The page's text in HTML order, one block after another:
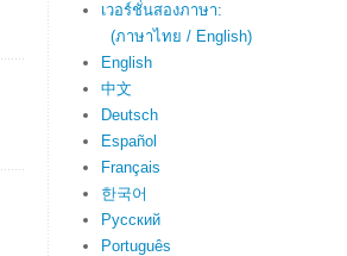
เวอร์ชั่นสองภาษา:
(ภาษาไทย / English)
English
中文
Deutsch
Español
Français
한국어
Русский
Português